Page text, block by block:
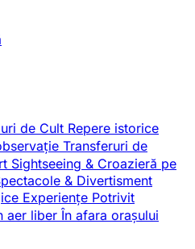
de Cult Repere istorice
Transferuri de
Sightseeing & Croazieră pe
& Divertisment
Experiențe Potrivit
aer liberÎn afara orașului